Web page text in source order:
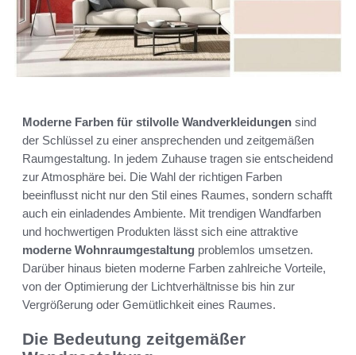
Moderne Farben für stilvolle Wandverkleidungen sind
der Schlüssel zu einer ansprechenden und zeitgemäßen
Raumgestaltung. In jedem Zuhause tragen sie entscheidend
zur Atmosphäre bei. Die Wahl der richtigen Farben
beeinflusst nicht nur den Stil eines Raumes, sondern schafft
auch ein einladendes Ambiente. Mit trendigen Wandfarben
und hochwertigen Produkten lässt sich eine attraktive
moderne Wohnraumgestaltung problemlos umsetzen.
Darüber hinaus bieten moderne Farben zahlreiche Vorteile,
von der Optimierung der Lichtverhältnisse bis hin zur
Vergrößerung oder Gemütlichkeit eines Raumes.
Die Bedeutung zeitgemäßer